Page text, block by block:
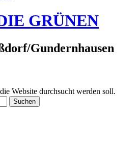
GRÜNEN
Gundernhausen
Website durchsucht werden soll.
Suchen